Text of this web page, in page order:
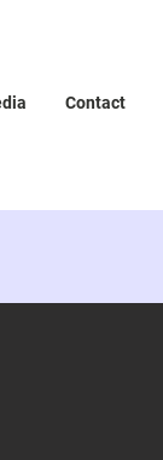
Contact